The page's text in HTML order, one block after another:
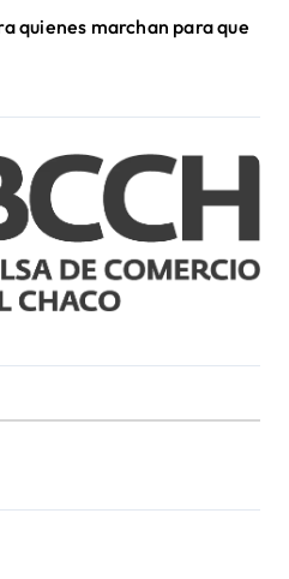
quienes marchan para que